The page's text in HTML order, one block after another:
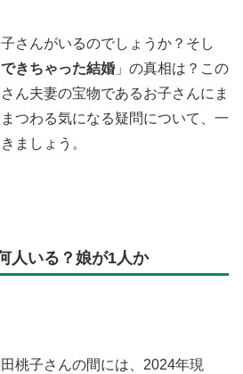
さんがいるのでしょうか？そし
できちゃった結婚 」の真相は？この
ん夫妻の宝物であるお子さんにま
つわる気になる疑問について、一
ましょう。
人いる？娘が1人か
桃子さんの間には、2024年現